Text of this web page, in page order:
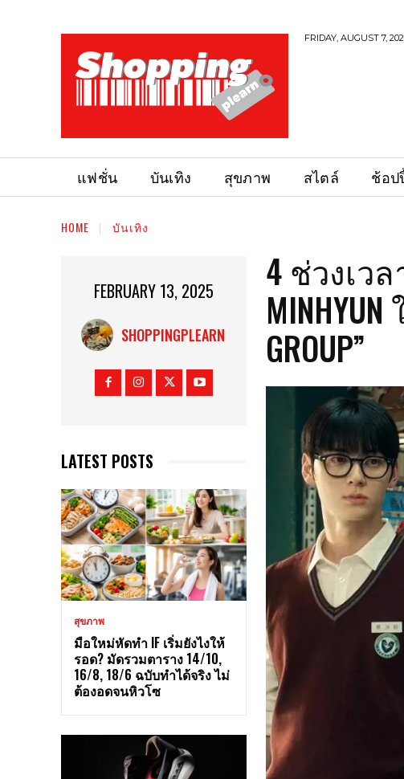
FRIDAY, AUGUST 7,
แฟชั่น บันเทิง สุขภาพ สไตล์ ช้อป
HOME บันเทิง
FEBRUARY 13, 2025
SHOPPINGPLEARN
LATEST POSTS
สุขภาพ
มือใหม่หัดทำ IF เริ่มยังไงให้
รอด? มัดรวมตาราง 14/10,
16/8, 18/6 ฉบับทำได้จริง ไม่
ต้องอดจนหิวโซ
4 ช่วงเว
GROUP”